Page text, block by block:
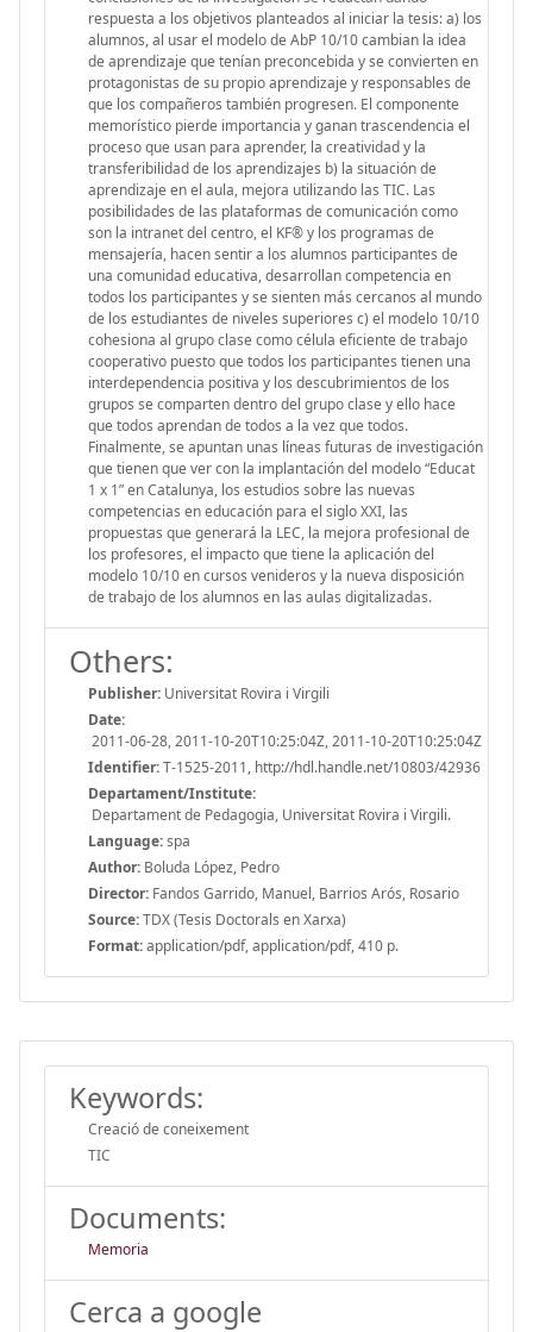
respuesta a los objetivos planteados al iniciar la tesis: a) los
alumnos, al usar el modelo de AbP 10/10 cambian la idea
de aprendizaje que tenían preconcebida y se convierten en
protagonistas de su propio aprendizaje y responsables de
que los compañeros también progresen. El componente
memorístico pierde importancia y ganan trascendencia el
proceso que usan para aprender, la creatividad y la
transferibilidad de los aprendizajes b) la situación de
aprendizaje en el aula, mejora utilizando las TIC. Las
posibilidades de las plataformas de comunicación como
son la intranet del centro, el KF® y los programas de
mensajería, hacen sentir a los alumnos participantes de
una comunidad educativa, desarrollan competencia en
todos los participantes y se sienten más cercanos al mundo
de los estudiantes de niveles superiores c) el modelo 10/10
cohesiona al grupo clase como célula eficiente de trabajo
cooperativo puesto que todos los participantes tienen una
interdependencia positiva y los descubrimientos de los
grupos se comparten dentro del grupo clase y ello hace
que todos aprendan de todos a la vez que todos.
Finalmente, se apuntan unas líneas futuras de investigación
que tienen que ver con la implantación del modelo “Educat
1 x 1” en Catalunya, los estudios sobre las nuevas
competencias en educación para el siglo XXI, las
propuestas que generará la LEC, la mejora profesional de
los profesores, el impacto que tiene la aplicación del
modelo 10/10 en cursos venideros y la nueva disposición
de trabajo de los alumnos en las aulas digitalizadas.
Others:
Publisher: Universitat Rovira i Virgili
Date:
2011-06-28, 2011-10-20T10:25:04Z, 2011-10-20T10:25:04Z
Identifier:T-1525-2011, http://hdl.handle.net/10803/42936
Departament/Institute:
Departament de Pedagogia, Universitat Rovira i Virgili.
Language:spa
Author: Boluda López, Pedro
Director: Fandos Garrido, Manuel, Barrios Arós, Rosario
Source:TDX (Tesis Doctorals en Xarxa)
Format:application/pdf, application/pdf, 410 p.
Keywords:
Creació de coneixement
TIC
Documents:
Memoria
Cerca a google